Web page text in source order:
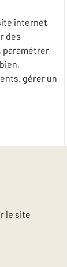
internet
des
paramétrer
gérer un
le site